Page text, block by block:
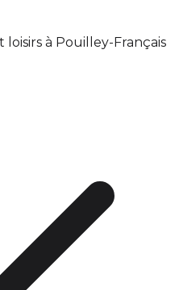
à Pouilley-Français